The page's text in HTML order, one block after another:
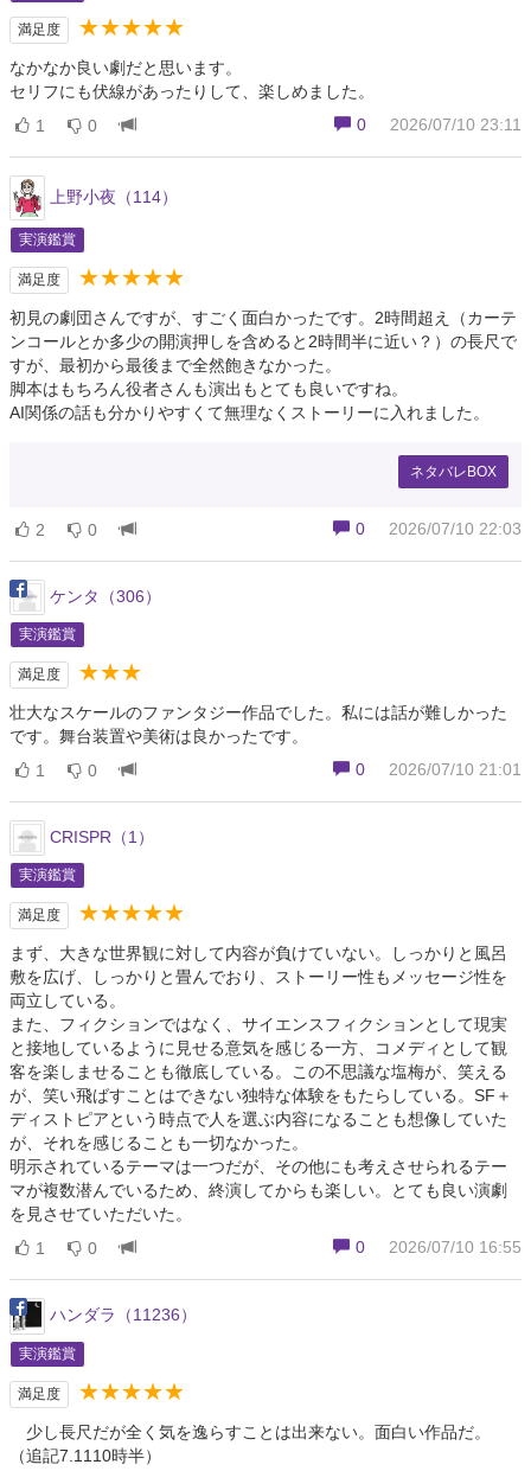
満足度 ★★★★★
なかなか良い劇だと思います。
セリフにも伏線があったりして、楽しめました。
0
2026/07/10 23:11
1 0
上野小夜（114）
実演鑑賞
満足度 ★★★★★
初見の劇団さんですが、すごく面白かったです。2時間超え（カーテ
ンコールとか多少の開演押しを含めると2時間半に近い？）の長尺で
すが、最初から最後まで全然飽きなかった。
脚本はもちろん役者さんも演出もとても良いですね。
AI関係の話も分かりやすくて無理なくストーリーに入れました。
ネタバレBOX
0 2026/07/10 22:03
2 0
ケンタ（306）
実演鑑賞
満足度 ★★★
壮大なスケールのファンタジー作品でした。私には話が難しかった
です。舞台装置や美術は良かったです。
0
2026/07/10 21:01
1 0
CRISPR（1）
実演鑑賞
満足度 ★★★★★
まず、大きな世界観に対して内容が負けていない。しっかりと風呂
敷を広げ、しっかりと畳んでおり、ストーリー性もメッセージ性を
両立している。
また、フィクションではなく、サイエンスフィクションとして現実
と接地しているように見せる意気を感じる一方、コメディとして観
客を楽しませることも徹底している。この不思議な塩梅が、笑える
が、笑い飛ばすことはできない独特な体験をもたらしている。SF＋
ディストピアという時点で人を選ぶ内容になることも想像していた
が、それを感じることも一切なかった。
明示されているテーマは一つだが、その他にも考えさせられるテー
マが複数潜んでいるため、終演してからも楽しい。とても良い演劇
を見させていただいた。
0
2026/07/10 16:55
1 0
ハンダラ（11236）
実演鑑賞
満足度 ★★★★★
少し長尺だが全く気を逸らすことは出来ない。面白い作品だ。
（追記7.1110時半）